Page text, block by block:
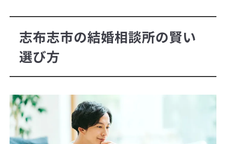
志布志市の結婚相談所の賢い
選び方